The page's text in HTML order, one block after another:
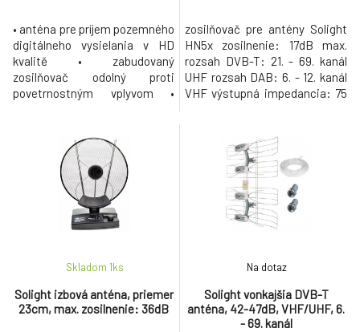
• anténa pre príjem pozemného
digitálneho vysielania v HD
kvalitě • zabudovaný
zosilňovač odolný proti
povetrnostným vplyvom •
60. kanál UHF • maximálny zisk
antény: 19 - 22dB • zabudovaný
LTE/4G filtr • počet prvkov: 20
• smerová, úchyt na zvislý
držiak, stožiar, vodorovné
zosilňovač pre antény Solight
HN5x zosilnenie: 17dB max.
rozsah DVB-T: 21. - 69. kanál
UHF rozsah DAB: 6. - 12. kanál
VHF výstupná impedancia: 75
Solight izbová anténa, priemer
23cm, max. zosilnenie: 36dB
Skladom 1ks
Solight vonkajšia DVB-T
anténa, 42-47dB, VHF/UHF, 6.
- 69. kanál
Na dotaz